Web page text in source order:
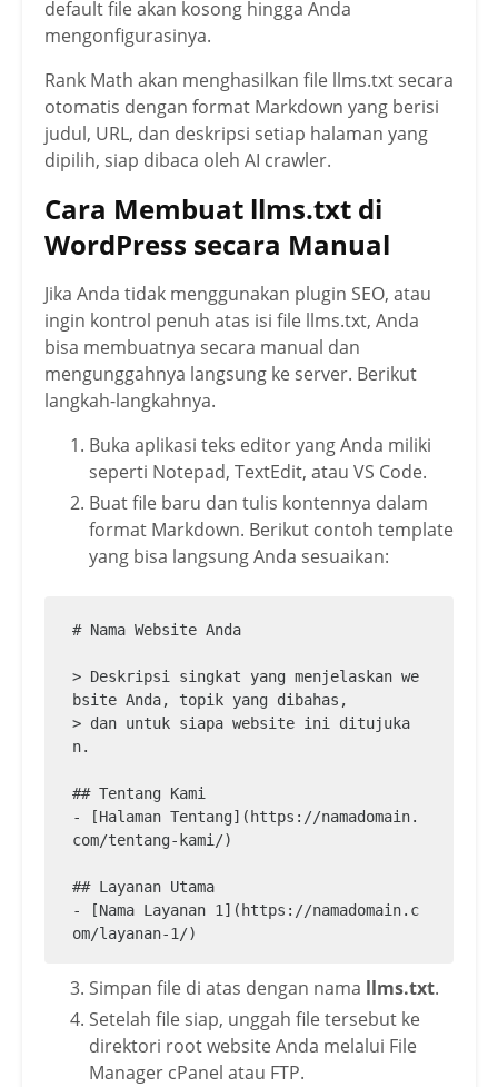
default file akan kosong hingga Anda
mengonfigurasinya.
Rank Math akan menghasilkan file llms.txt secara
otomatis dengan format Markdown yang berisi
judul, URL, dan deskripsi setiap halaman yang
dipilih, siap dibaca oleh AI crawler.
Cara Membuat llms.txt di
WordPress secara Manual
Jika Anda tidak menggunakan plugin SEO, atau
ingin kontrol penuh atas isi file llms.txt, Anda
bisa membuatnya secara manual dan
mengunggahnya langsung ke server. Berikut
langkah-langkahnya.
Buka aplikasi teks editor yang Anda miliki
seperti Notepad, TextEdit, atau VS Code.
Buat file baru dan tulis kontennya dalam
format Markdown. Berikut contoh template
yang bisa langsung Anda sesuaikan:
# Nama Website Anda
> Deskripsi singkat yang menjelaskan we
bsite Anda, topik yang dibahas,
> dan untuk siapa website ini ditujuka
n.
## Tentang Kami
- [Halaman Tentang](https://namadomain.
com/tentang-kami/)
## Layanan Utama
- [Nama Layanan 1](https://namadomain.c
om/layanan-1/)
om/layanan-2/)
## Artikel Unggulan
- [Judul Artikel Pilihan 1](https://nam
adomain.com/artikel-1/)
Simpan file di atas dengan nama llms.txt.
Setelah file siap, unggah file tersebut ke
direktori root website Anda melalui File
Manager cPanel atau FTP.